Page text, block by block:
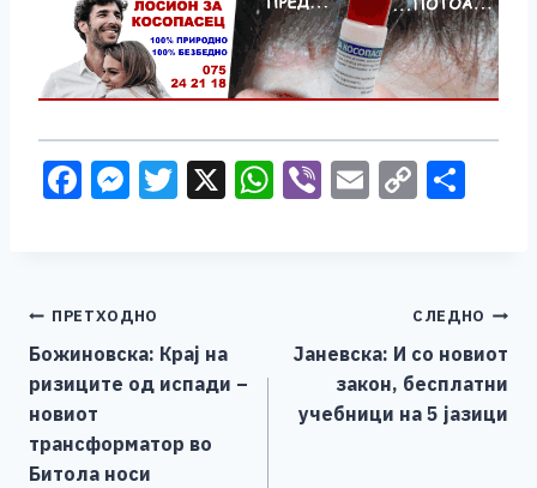
F
b
o
o
k
M
n
g
er
T X W
A
p
Vi E C
Li
n
k
Навигација
на
напис
ПРЕТХОДНО
Божиновска: Крај на
ризиците од испади –
новиот
трансформатор во
Битола носи
СЛЕДНО
Јаневска: И со новиот
закон, бесплатни
учебници на 5 јазици